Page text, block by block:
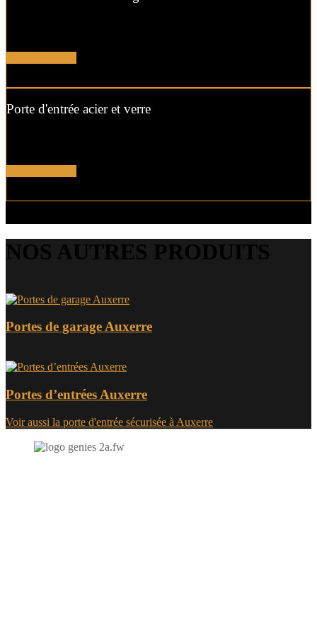
Porte d'entrée acier et verre
NOS AUTRES PRODUITS
Portes de garage Auxerre
Portes d’entrées Auxerre
Voir aussi la porte d'entrée sécurisée à Auxerre